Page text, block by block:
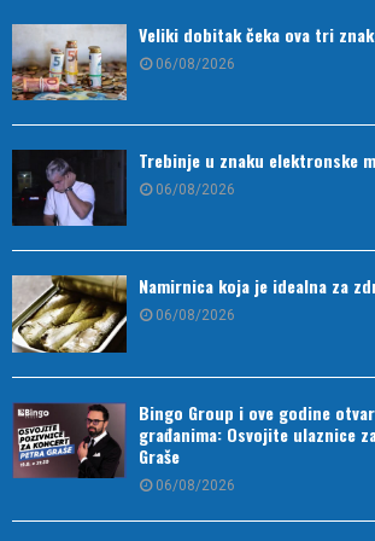
Veliki dobitak čeka ova tri
06/08/2026
Trebinje u znaku elektronske
06/08/2026
Namirnica koja je idealna za
06/08/2026
Bingo Group i ove godine
građanima: Osvojite ulaznice
Graše
06/08/2026